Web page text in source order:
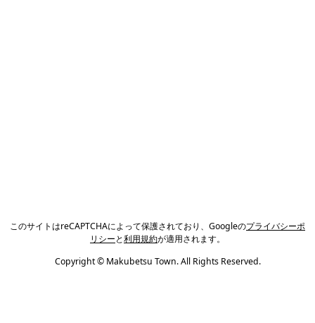
このサイトはreCAPTCHAによって保護されており、Googleのプライバシーポ
リシーと利用規約が適用されます。
Copyright © Makubetsu Town. All Rights Reserved.